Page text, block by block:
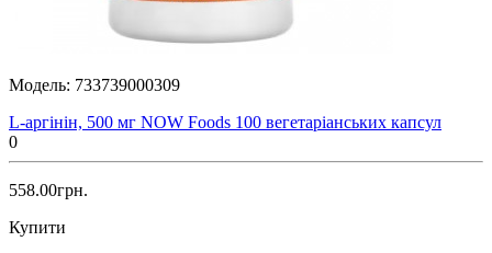
Модель: 733739000309
L-аргінін, 500 мг NOW Foods 100 вегетаріанських капсул
0
558.00грн.
Купити